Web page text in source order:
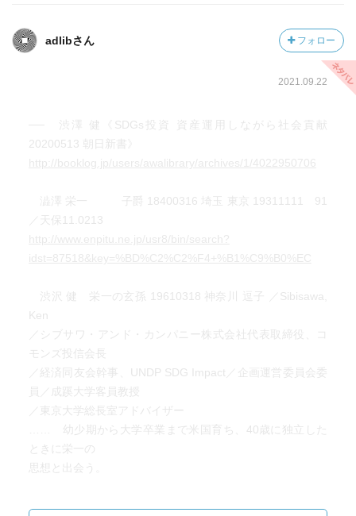
adlibさん フォロー
2021.09.22
── 渋澤 健《SDGs投資 資産運用しながら社会貢献
20200513 朝日新書》
澁澤 栄一 子爵 18400316 埼玉 東京 19311111 91
／天保11.0213
渋沢 健 栄一の玄孫 19610318 神奈川 逗子 ／Sibisawa,
Ken
／シブサワ・アンド・カンパニー株式会社代表取締役、コ
モンズ投信会長
／経済同友会幹事、UNDP SDG Impact／企画運営委員会委
員／成蹊大学客員教授
／東京大学総長室アドバイザー
…… 幼少期から大学卒業まで米国育ち、40歳に独立した
ときに栄一の
思想と出会う。